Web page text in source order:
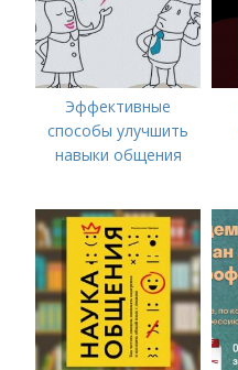
Эффективные
способы улучшить
навыки общения